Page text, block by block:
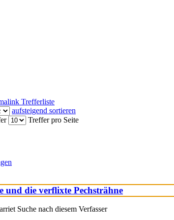
Trefferliste
aufsteigend sortieren
Treffer pro Seite
und die verflixte Pechsträhne
Suche nach diesem Verfasser